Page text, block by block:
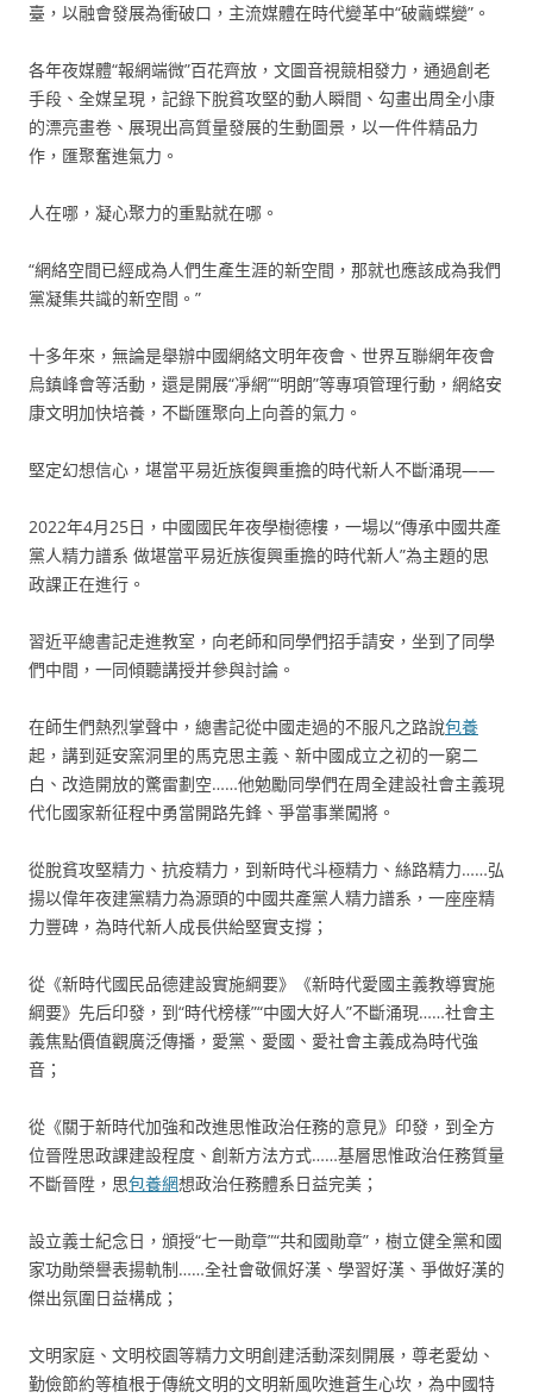
臺，以融會發展為衝破口，主流媒體在時代變革中“破繭蝶變”。
各年夜媒體“報網端微”百花齊放，文圖音視競相發力，通過創老
手段、全媒呈現，記錄下脫貧攻堅的動人瞬間、勾畫出周全小康
的漂亮畫卷、展現出高質量發展的生動圖景，以一件件精品力
作，匯聚奮進氣力。
人在哪，凝心聚力的重點就在哪。
“網絡空間已經成為人們生產生涯的新空間，那就也應該成為我們
黨凝集共識的新空間。”
十多年來，無論是舉辦中國網絡文明年夜會、世界互聯網年夜會
烏鎮峰會等活動，還是開展“凈網”“明朗”等專項管理行動，網絡安
康文明加快培養，不斷匯聚向上向善的氣力。
堅定幻想信心，堪當平易近族復興重擔的時代新人不斷涌現——
2022年4月25日，中國國民年夜學樹德樓，一場以“傳承中國共產
黨人精力譜系 做堪當平易近族復興重擔的時代新人”為主題的思
政課正在進行。
習近平總書記走進教室，向老師和同學們招手請安，坐到了同學
們中間，一同傾聽講授并參與討論。
在師生們熱烈掌聲中，總書記從中國走過的不服凡之路說包養
起，講到延安窯洞里的馬克思主義、新中國成立之初的一窮二
白、改造開放的驚雷劃空……他勉勵同學們在周全建設社會主義現
代化國家新征程中勇當開路先鋒、爭當事業闖將。
從脫貧攻堅精力、抗疫精力，到新時代斗極精力、絲路精力……弘
揚以偉年夜建黨精力為源頭的中國共產黨人精力譜系，一座座精
力豐碑，為時代新人成長供給堅實支撐；
從《新時代國民品德建設實施綱要》《新時代愛國主義教導實施
綱要》先后印發，到“時代榜樣”“中國大好人”不斷涌現……社會主
義焦點價值觀廣泛傳播，愛黨、愛國、愛社會主義成為時代強
音；
從《關于新時代加強和改進思惟政治任務的意見》印發，到全方
位晉陞思政課建設程度、創新方法方式……基層思惟政治任務質量
不斷晉陞，思包養網想政治任務體系日益完美；
設立義士紀念日，頒授“七一勛章”“共和國勛章”，樹立健全黨和國
家功勛榮譽表揚軌制……全社會敬佩好漢、學習好漢、爭做好漢的
傑出氛圍日益構成；
文明家庭、文明校園等精力文明創建活動深刻開展，尊老愛幼、
勤儉節約等植根于傳統文明的文明新風吹進蒼生心坎，為中國特